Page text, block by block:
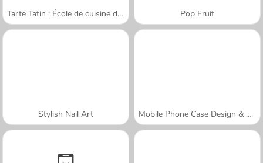
Tarte Tatin : École de cuisine de Sara Pop Fruit
Stylish Nail Art Mobile Phone Case Design & DIY